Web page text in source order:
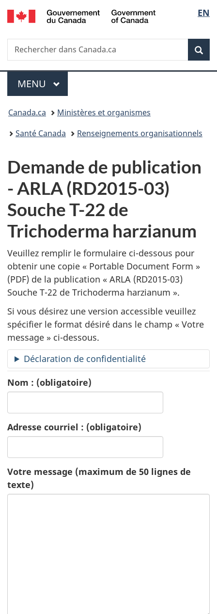
Passer
au
principal
Passer
à
Au
du
Passer
à
version
simplifiée
de
la
EN
Recherche
Rechercher
dans
Menu
MENU PRINCIPAL
Vous
êtes
Canada.ca
Ministères et organismes
Santé Canada
Renseignements organisationnels
D
e
m
a
n
d
e
d
e
p
u
b
l
i
c
a
t
Demande de publication
- ARLA (RD2015-03)
Souche T-22 de
Trichoderma harzianum
Veuillez remplir le formulaire ci-dessous pour
obtenir une copie « Portable Document Form »
(PDF) de la publication « ARLA (RD2015-03)
Souche T-22 de Trichoderma harzianum ».
Si vous désirez une version accessible veuillez
spécifier le format désiré dans le champ « Votre
message » ci-dessous.
Déclaration de confidentialité
Nom : (obligatoire)
Adresse courriel : (obligatoire)
Votre message (maximum de 50 lignes de
texte)